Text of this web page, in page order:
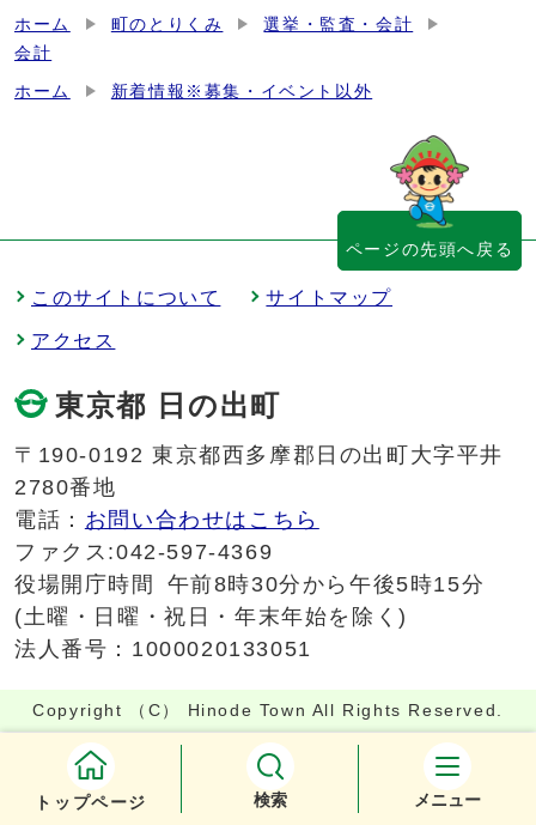
トップページ 検索 メニュー
ホーム 町のとりくみ
選挙・監査・会計
会計
ホーム 新着情報※募集・イベント以外
このサイトについて サイトマップ
アクセス
東京都 日の出町
〒190-0192 東京都西多摩郡日の出町大字平井
2780番地
電話： お問い合わせはこちら
ファクス:042-597-4369
役場開庁時間
午前8時30分から午後5時15分
(土曜・日曜・祝日・年末年始を除く)
法人番号：1000020133051
ページの先頭へ戻る
Copyright （C） Hinode Town All Rights Reserved.